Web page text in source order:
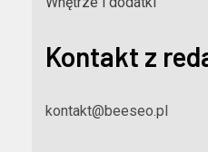
Kontakt z
kontakt@beeseo.pl